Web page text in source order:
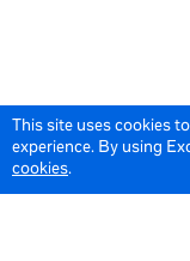
This site uses cookies
experience. By using
cookies.